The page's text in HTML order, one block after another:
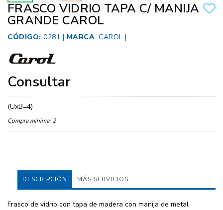
FRASCO VIDRIO TAPA C/ MANIJA
GRANDE CAROL
CÓDIGO: 0281 | MARCA: CAROL |
Consultar
(UxB=4)
Compra mínima: 2
DESCRIPCIÓN MÁS SERVICIOS
Frasco de vidrio con tapa de madera con manija de metal